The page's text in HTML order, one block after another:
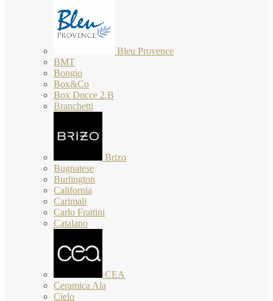
Bleu Provence
BMT
Bongio
Box&Co
Box Docce 2.B
Branchetti
Brizo
Bugnatese
Burlington
California
Carimali
Carlo Frattini
Catalano
CEA
Ceramica Ala
Cielo